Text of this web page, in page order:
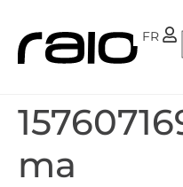
FR
PT
ma